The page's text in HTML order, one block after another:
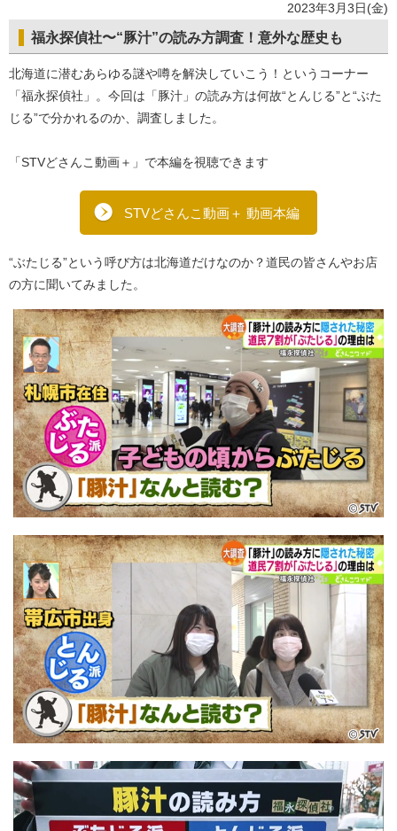
2023年3月3日(金)
福永探偵社〜“豚汁”の読み方調査！意外な歴史も
北海道に潜むあらゆる謎や噂を解決していこう！というコーナー
「福永探偵社」。今回は「豚汁」の読み方は何故“とんじる”と“ぶた
じる”で分かれるのか、調査しました。
「STVどさんこ動画＋」で本編を視聴できます
STVどさんこ動画＋ 動画本編
“ぶたじる”という呼び方は北海道だけなのか？道民の皆さんやお店
の方に聞いてみました。